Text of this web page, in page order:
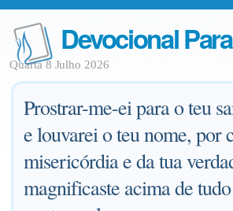
Devocional
Quarta 8 Julho 2026
Prostrar-me-ei para o teu
e louvarei o teu nome, por
misericórdia e da tua
magnificaste acima de